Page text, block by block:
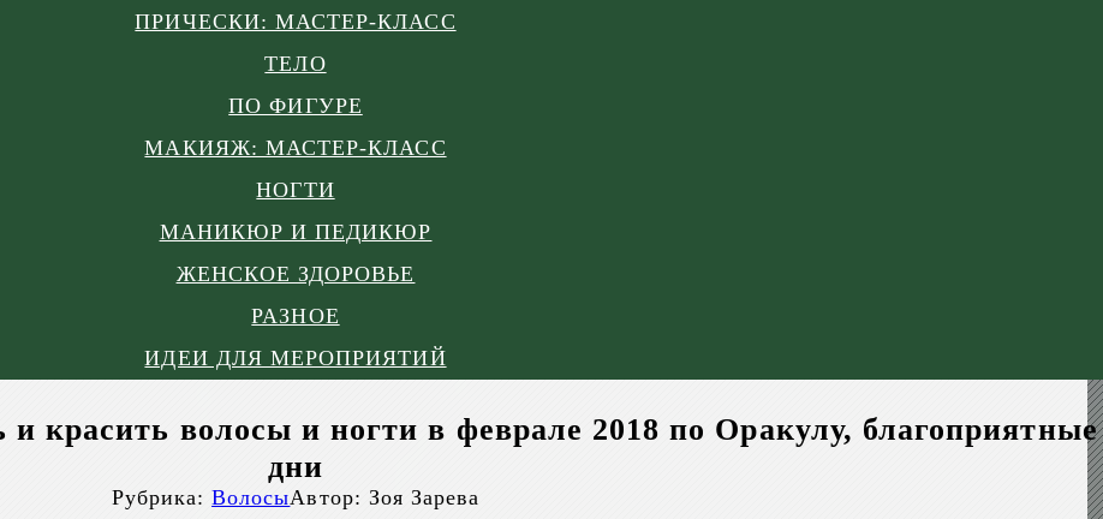
ПРИЧЕСКИ: МАСТЕР-КЛАСС
ТЕЛО
ПО ФИГУРЕ
МАКИЯЖ: МАСТЕР-КЛАСС
НОГТИ
МАНИКЮР И ПЕДИКЮР
ЖЕНСКОЕ ЗДОРОВЬЕ
РАЗНОЕ
ИДЕИ ДЛЯ МЕРОПРИЯТИЙ
красить волосы и ногти в феврале 2018 по Оракулу, благоприятные
дни
Рубрика: ВолосыАвтор: Зоя Зарева